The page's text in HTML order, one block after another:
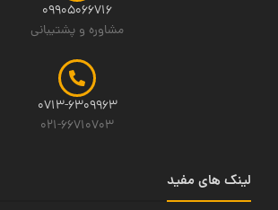
09905066716
مشاوره و پشتیبانی
0713-6309963
021-66710703
لینک های مفید